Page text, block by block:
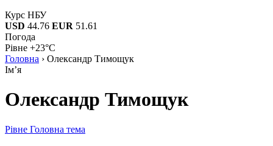
Курс НБУ
USD 44.76 EUR 51.61
Погода
Рівне +23°C
Головна › Олександр Тимощук
Імʼя
Олександр Тимощук
Рівне Головна тема